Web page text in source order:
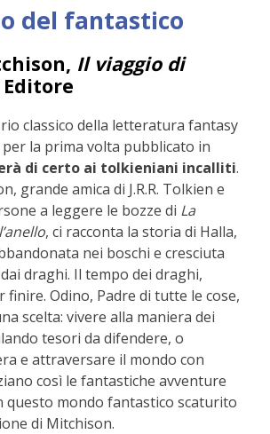
del fantastico
Il viaggio di
Editore
classico della letteratura fantasy
la prima volta pubblicato in
di certo ai tolkieniani incalliti.
grande amica di J.R.R. Tolkien e
a leggere le bozze di La
, ci racconta la storia di Halla,
nei boschi e cresciuta
draghi. Il tempo dei draghi,
finire. Odino, Padre di tutte le cose,
scelta: vivere alla maniera dei
tesori da difendere, o
e attraversare il mondo con
così le fantastiche avventure
questo mondo fantastico scaturito
di Mitchison.